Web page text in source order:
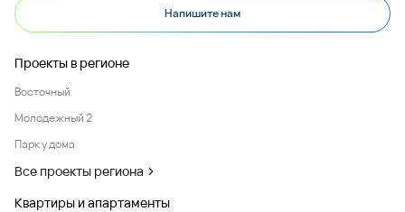
Напишите нам
Проекты в регионе
Восточный
Молодежный 2
Парк у дома
Все проекты региона
Квартиры и апартаменты